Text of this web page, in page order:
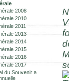
2008
2010
2011
2013
2014
2015
2016
2017
du Souvenir a